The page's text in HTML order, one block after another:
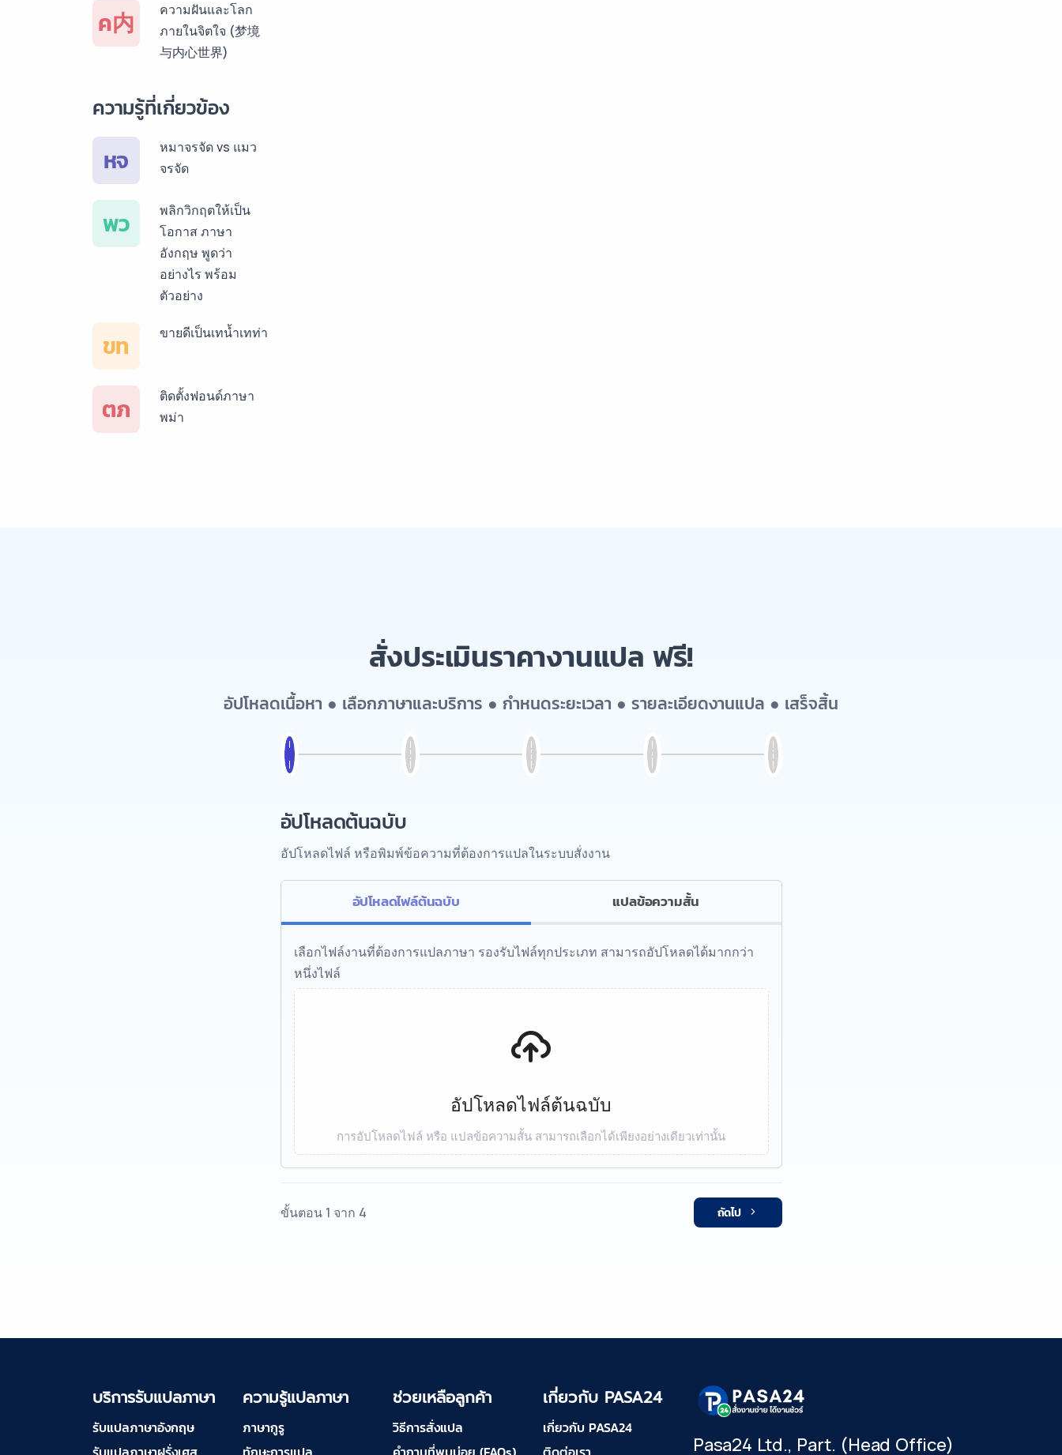
บริการรับแปลภาษา
สเปน ราคาเริ่มต้น
บริการรับแปลภาษา
เยอรมัน ราคาเริ่ม
ต้น 150฿
รัสเซีย ราคาเริ่มต้น
150฿
บริการรับแปลภาษา
ทั่วไทย ราคาเริ่มต้น
ค内
ความฝันและโลก
ภายในจิตใจ (梦境
与内心世界)
ความรู้ที่เกี่ยวข้อง
หจ
หมาจรจัด vs แมว
จรจัด
พว
พลิกวิกฤตให้เป็น
โอกาส ภาษา
อังกฤษ พูดว่า
อย่างไร พร้อม
ตัวอย่าง
ขท ขายดีเป็นเทน้ำเทท่า
ตภ
ติดตั้งฟอนด์ภาษา
พม่า
สั่งประเมินราคางานแปล ฟรี!
อัปโหลดเนื้อหา ● เลือกภาษาและบริการ ● กำหนดระยะเวลา ● รายละเอียดงานแปล ● เสร็จสิ้น
อัปโหลดต้นฉบับ
อัปโหลดไฟล์ หรือพิมพ์ข้อความที่ต้องการแปลในระบบสั่งงาน
อัปโหลดไฟล์ต้นฉบับ แปลข้อความสั้น
เลือกไฟล์งานที่ต้องการแปลภาษา รองรับไฟล์ทุกประเภท สามารถอัปโหลดได้มากกว่า
หนึ่งไฟล์
อัปโหลดไฟล์ต้นฉบับ
การอัปโหลดไฟล์ หรือ แปลข้อความสั้น สามารถเลือกได้เพียงอย่างเดียวเท่านั้น
ขั้นตอน 1 จาก 4 ถัดไป
บริการรับแปลภาษา
รับแปลภาษาอังกฤษ
ความรู้แปลภาษา
ภาษากูรู
ช่วยเหลือลูกค้า
วิธีการสั่งแปล
เกี่ยวกับ PASA24
เกี่ยวกับ PASA24
Pasa24 Ltd., Part. (Head Office)